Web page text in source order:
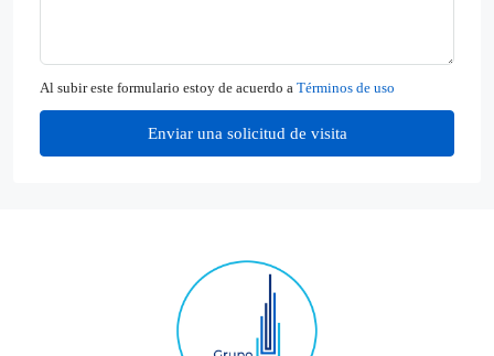
Al subir este formulario estoy de acuerdo a Términos de uso
Enviar una solicitud de visita